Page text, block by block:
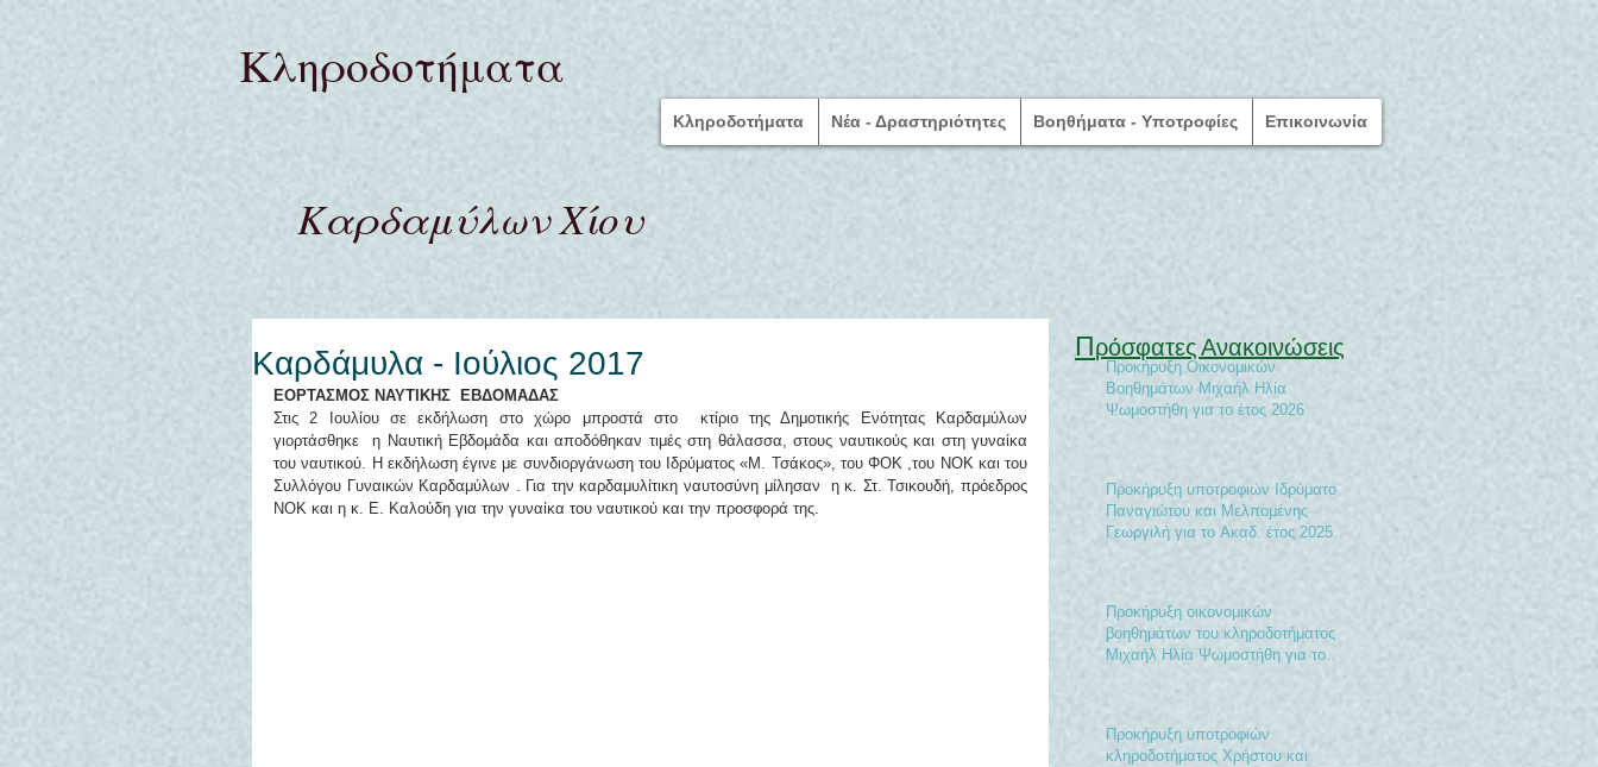
Κληροδoτήματα
Κληροδοτήματα Νέα - Δραστηριότητες Bοηθήματα - Υποτροφίες Επικοινωνία
Καρδαμύλων Χίου
Καρδάμυλα - Ιούλιος 2017
ΕΟΡΤΑΣΜΟΣ ΝΑΥΤΙΚΗΣ  ΕΒΔΟΜΑΔΑΣ
Στις 2 Ιουλίου σε εκδήλωση στο χώρο μπροστά στο  κτίριο της Δημοτικής Ενότητας Καρδαμύλων
γιορτάσθηκε  η Ναυτική Εβδομάδα και αποδόθηκαν τιμές στη θάλασσα, στους ναυτικούς και στη γυναίκα
του ναυτικού. Η εκδήλωση έγινε με συνδιοργάνωση του Ιδρύματος «Μ. Τσάκος», του ΦΟΚ ,του ΝΟΚ και του
Συλλόγου Γυναικών Καρδαμύλων . Για την καρδαμυλίτικη ναυτοσύνη μίλησαν  η κ. Στ. Τσικουδή, πρόεδρος
ΝΟΚ και η κ. Ε. Καλούδη για την γυναίκα του ναυτικού και την προσφορά της.
Πρόσφατες Ανακοινώσεις
Προκήρυξη Οικονομικών
Βοηθημάτων Μιχαήλ Ηλία
Ψωμοστήθη για το έτος 2026
Προκήρυξη υποτροφιών Ιδρύματος
Παναγιώτου και Μελπομένης
Γεωργιλή για το Ακαδ. έτος 2025-
Προκήρυξη οικονομικών
βοηθημάτων του κληροδοτήματος
Μιχαήλ Ηλία Ψωμοστήθη για το
Προκήρυξη υποτροφιών
κληροδοτήματος Χρήστου και